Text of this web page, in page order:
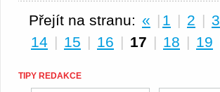
Přejít na stranu: « | 1 | 2 | 3
14 | 15 | 16 | 17 | 18 | 19
TIPY REDAKCE